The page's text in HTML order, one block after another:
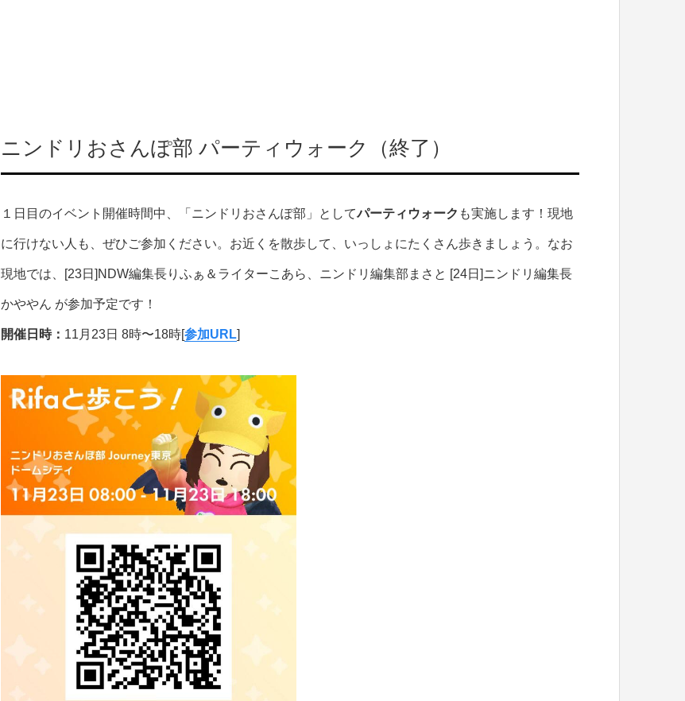
ニンドリおさんぽ部 パーティウォーク（終了）
１日目のイベント開催時間中、「ニンドリおさんぽ部」としてパーティウォーク も実施します！現地
に行けない人も、ぜひご参加ください。お近くを散歩して、いっしょにたくさん歩きましょう。なお
現地では、[23日]NDW編集長りふぁ＆ライターこあら、ニンドリ編集部まさと [24日]ニンドリ編集長
かややん が参加予定です！
開催日時： 11月23日 8時〜18時[参加URL]